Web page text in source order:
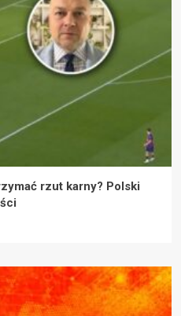
rzut karny? Polski